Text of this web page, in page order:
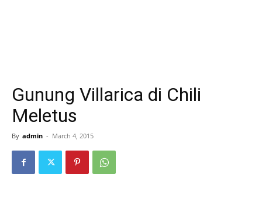
Gunung Villarica di Chili
Meletus
By admin - March 4, 2015